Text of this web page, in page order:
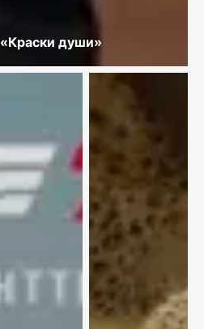
«Краски души»